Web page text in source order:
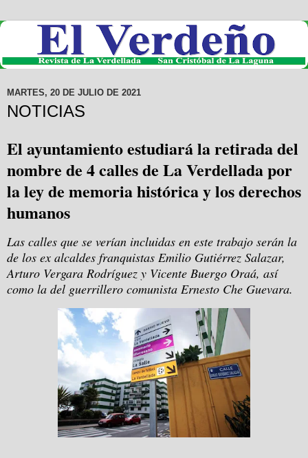
MARTES, 20 DE JULIO DE 2021
NOTICIAS
El ayuntamiento estudiará la retirada del
nombre de 4 calles de La Verdellada por
la ley de memoria histórica y los derechos
humanos
Las calles que se verían incluidas en este trabajo serán la
de los ex alcaldes franquistas Emilio Gutiérrez Salazar,
Arturo Vergara Rodríguez y Vicente Buergo Oraá, así
como la del guerrillero comunista Ernesto Che Guevara.